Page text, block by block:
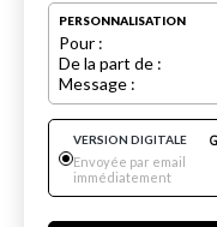
PERSONNALISATION
Pour :
De la part de :
Message :
VERSION DIGITALE
Envoyée par email
immédiatement